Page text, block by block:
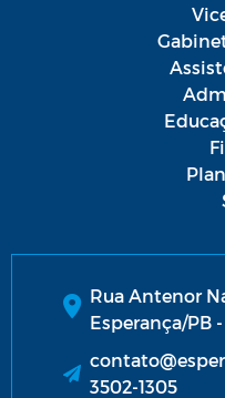
Rua Antenor
Esperança/PB
3502-1305